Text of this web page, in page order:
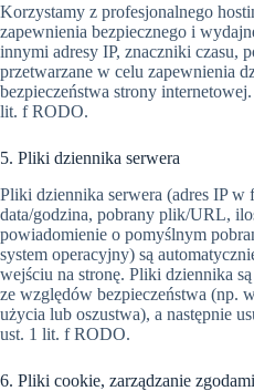
Korzystamy z profesjonalnego
zapewnienia bezpiecznego i
innymi adresy IP, znaczniki czasu,
przetwarzane w celu zapewnienia
bezpieczeństwa strony
lit. f RODO.
5. Pliki dziennika serwera
Pliki dziennika serwera (adres IP w
data/godzina, pobrany plik/URL,
powiadomienie o pomyślnym
system operacyjny) są
wejściu na stronę. Pliki dziennika
ze względów bezpieczeństwa (np.
użycia lub oszustwa), a następnie
ust. 1 lit. f RODO.
6. Pliki cookie, zarządzanie